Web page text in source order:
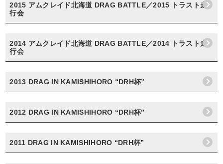
2015 アムクレイド北海道 DRAG BATTLE／2015 トラスト走
行会
2014 アムクレイド北海道 DRAG BATTLE／2014 トラスト走
行会
2013 DRAG IN KAMISHIHORO “DRH杯”
2012 DRAG IN KAMISHIHORO “DRH杯”
2011 DRAG IN KAMISHIHORO “DRH杯”